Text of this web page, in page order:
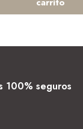
100% seguros